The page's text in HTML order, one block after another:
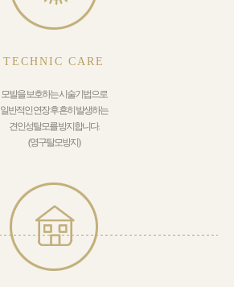
TECHNIC CARE
모발을 보호하는 시술기법으로
일반적인 연장 후 흔히 발생하는
견인성탈모를 방지합니다.
(영구탈모방지)